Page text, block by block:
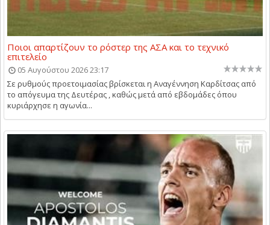
Ποιοι απαρτίζουν το ρόστερ της ΑΣΑ και το τεχνικό
επιτελείο
05 Αυγούστου 2026 23:17
Σε ρυθμούς προετοιμασίας βρίσκεται η Αναγέννηση Καρδίτσας από
το απόγευμα της Δευτέρας , καθώς μετά από εβδομάδες όπου
κυριάρχησε η αγωνία...